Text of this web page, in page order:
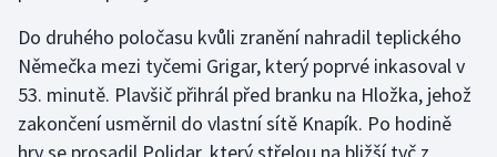
Do druhého poločasu kvůli zranění nahradil teplického
Němečka mezi tyčemi Grigar, který poprvé inkasoval v
53. minutě. Plavšič přihrál před branku na Hložka, jehož
zakončení usměrnil do vlastní sítě Knapík. Po hodině